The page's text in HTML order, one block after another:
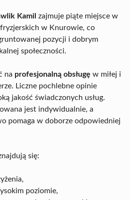
Kamil zajmuje piąte miejsce w
w Knurowie, co
pozycji i dobrym
społeczności.
na profesjonalną obsługę w miłej i
Liczne pochlebne opinie
jakość świadczonych usług.
jest indywidualnie, a
pomaga w doborze odpowiedniej
się:
poziomie,